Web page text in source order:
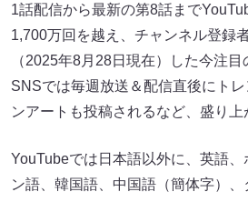
1話配信から最新の第8話まで
1,700万回を越え、チャンネル登録
（2025年8月28日現在）した今注目
SNSでは毎週放送＆配信直後にト
ンアートも投稿されるなど、盛り上
YouTubeでは日本語以外に、英語、
ン語、韓国語、中国語（簡体字）